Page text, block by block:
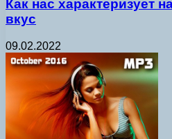
Как нас характеризует
вкус
09.02.2022